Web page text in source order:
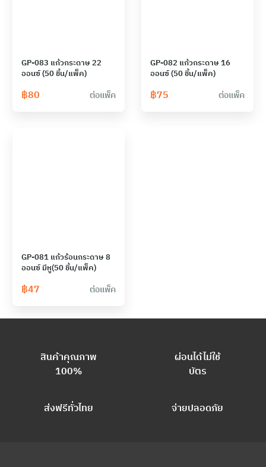
GP-083 แก้วกระดาษ 22
ออนซ์ (50 ชิ้น/แพ็ค)
฿80 ต่อแพ็ค
GP-082 แก้วกระดาษ 16
ออนซ์ (50 ชิ้น/แพ็ค)
฿75 ต่อแพ็ค
GP-081 แก้วร้อนกระดาษ 8
ออนซ์ มีหู(50 ชิ้น/แพ็ค)
฿47 ต่อแพ็ค
สินค้าคุณภาพ
100%
ผ่อนได้ไม่ใช้
บัตร
ส่งฟรีทั่วไทย จ่ายปลอดภัย